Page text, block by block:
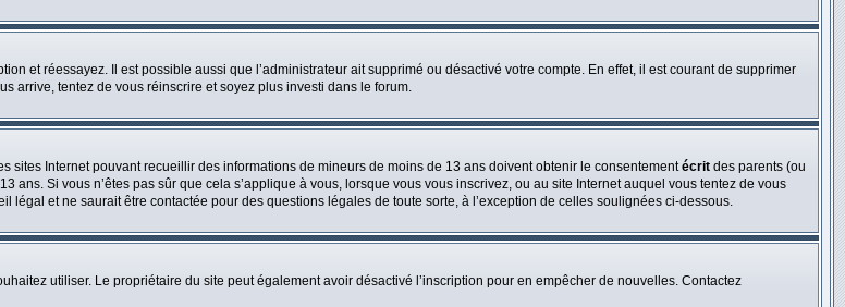
et réessayez. Il est possible aussi que l’administrateur ait supprimé ou désactivé votre compte. En effet, il est courant de supprimer
arrive, tentez de vous réinscrire et soyez plus investi dans le forum.
sites Internet pouvant recueillir des informations de mineurs de moins de 13 ans doivent obtenir le consentementécrit des parents (ou
ans. Si vous n’êtes pas sûr que cela s’applique à vous, lorsque vous vous inscrivez, ou au site Internet auquel vous tentez de vous
et ne saurait être contactée pour des questions légales de toute sorte, à l’exception de celles soulignées ci-dessous.
utiliser. Le propriétaire du site peut également avoir désactivé l’inscription pour en empêcher de nouvelles. Contactez